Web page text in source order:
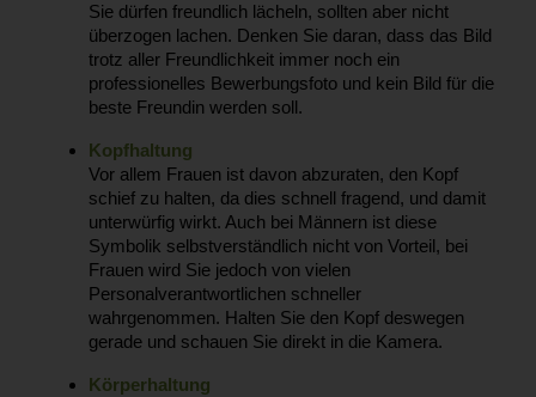
Sie dürfen freundlich lächeln, sollten aber nicht
überzogen lachen. Denken Sie daran, dass das Bild
trotz aller Freundlichkeit immer noch ein
professionelles Bewerbungsfoto und kein Bild für die
beste Freundin werden soll.
Kopfhaltung
Vor allem Frauen ist davon abzuraten, den Kopf
schief zu halten, da dies schnell fragend, und damit
unterwürfig wirkt. Auch bei Männern ist diese
Symbolik selbstverständlich nicht von Vorteil, bei
Frauen wird Sie jedoch von vielen
Personalverantwortlichen schneller
wahrgenommen. Halten Sie den Kopf deswegen
gerade und schauen Sie direkt in die Kamera.
Körperhaltung